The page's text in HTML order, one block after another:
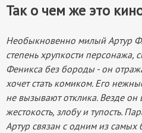
Так о чем же это
Необыкновенно милый Артур
степень хрупкости персонажа,
Феникса без бороды - он
хочет стать комиком. Его
не вызывают отклика. Везде он
жестокость, злобу и тупость.
Артур связан с одним из самых